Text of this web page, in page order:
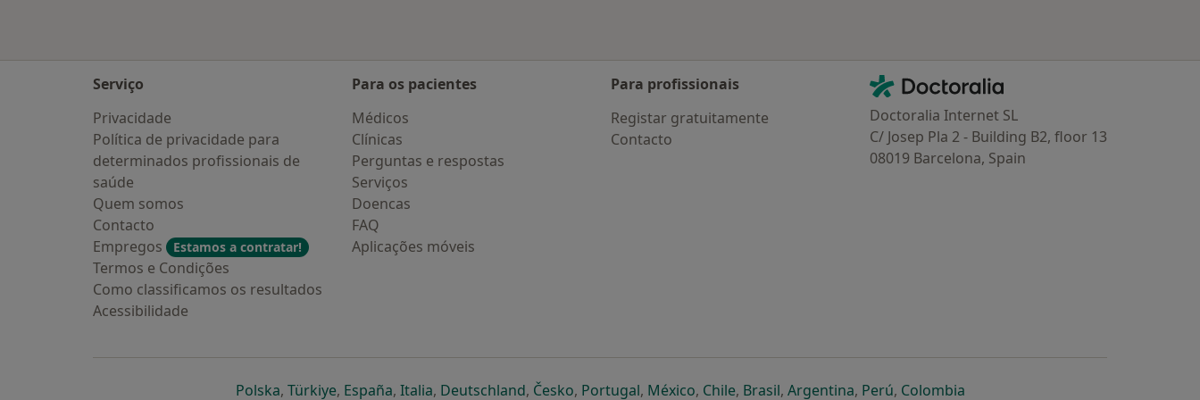
Serviço
Privacidade
Política de privacidade para
determinados profissionais de
saúde
Quem somos
Contacto
Empregos
Estamos a contratar!
Termos e Condições
Como classificamos os resultados
Acessibilidade
Para os pacientes
Médicos
Clínicas
Perguntas e respostas
Serviços
Doencas
FAQ
Aplicações móveis
Para profissionais
Registar gratuitamente
Contacto
Contacto
Doctoralia - Homepage
Doctoralia Internet SL
C/ Josep Pla 2 - Building B2, floor 13
08019 Barcelona, Spain
Polskaabre num novo separador
, Türkiyeabre num novo separador
, Españaabre num novo separador
, Italiaabre num novo separador
, Deutschlandabre num novo separador
, Českoabre num novo separador
, Portugalabre num novo separador
, Méxicoabre num novo separador
, Chileabre num novo separador
, Brasilabre num novo separador
, Argentinaabre num novo separador
, Perúabre num novo separador
, Colombiaabre num novo separador